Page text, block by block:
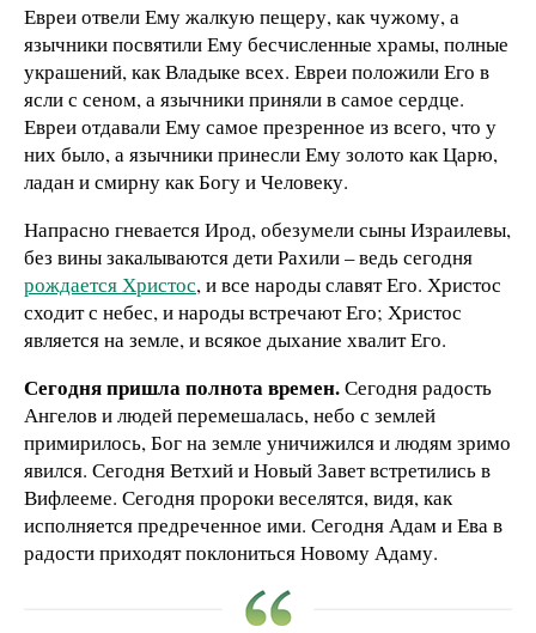
Евреи отвели Ему жалкую пещеру, как чужому, а
язычники посвятили Ему бесчисленные храмы, полные
украшений, как Владыке всех. Евреи положили Его в
ясли с сеном, а язычники приняли в самое сердце.
Евреи отдавали Ему самое презренное из всего, что у
них было, а язычники принесли Ему золото как Царю,
ладан и смирну как Богу и Человеку.
Напрасно гневается Ирод, обезумели сыны Израилевы,
без вины закалываются дети Рахили – ведь сегодня
рождается Христос, и все народы славят Его. Христос
сходит с небес, и народы встречают Его; Христос
является на земле, и всякое дыхание хвалит Его.
Сегодня пришла полнота времен.Сегодня радость
Ангелов и людей перемешалась, небо с землей
примирилось, Бог на земле уничижился и людям зримо
явился. Сегодня Ветхий и Новый Завет встретились в
Вифлееме. Сегодня пророки веселятся, видя, как
исполняется предреченное ими. Сегодня Адам и Ева в
радости приходят поклониться Новому Адаму.